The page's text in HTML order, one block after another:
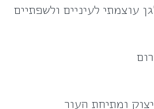
עוצמתי לעיניים ולשפתיים
ומתיחת העור